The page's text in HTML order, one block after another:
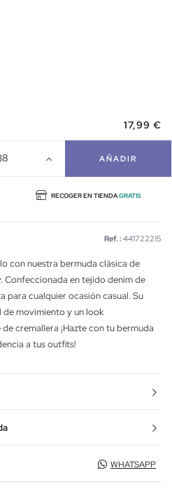
17,99 €
AÑADIR
RECOGER EN TIENDAGRATIS
Ref. : 441722215
con nuestra bermuda clásica de
Confeccionada en tejido denim de
para cualquier ocasión casual. Su
movimiento y un look
cremallera ¡Hazte con tu bermuda
a tus outfits!
WHATSAPP